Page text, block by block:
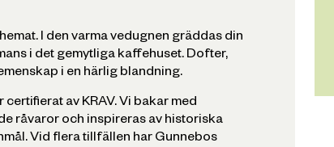
I den varma vedugnen gräddas din
i det gemytliga kaffehuset. Dofter,
i en härlig blandning.
av KRAV. Vi bakar med
råvaror och inspireras av historiska
Vid flera tillfällen har Gunnebos